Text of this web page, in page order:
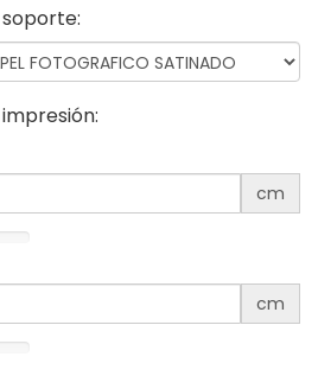
cm
cm